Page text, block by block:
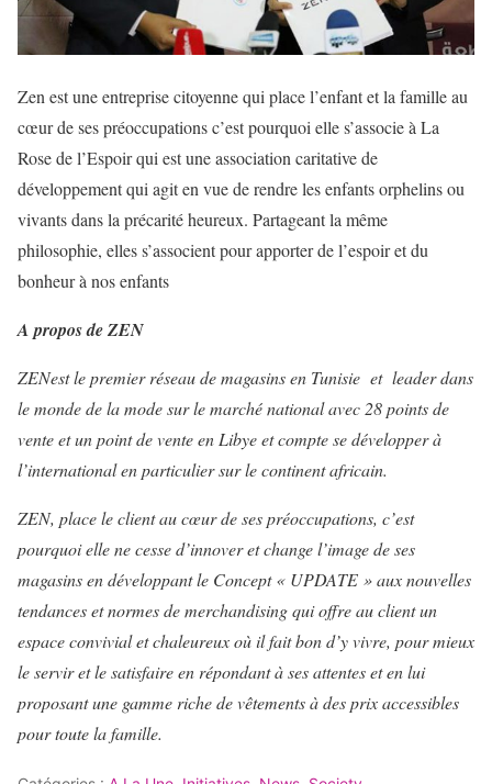
Zen est une entreprise citoyenne qui place l’enfant et la famille au
cœur de ses préoccupations c’est pourquoi elle s’associe à La
Rose de l’Espoir qui est une association caritative de
développement qui agit en vue de rendre les enfants orphelins ou
vivants dans la précarité heureux. Partageant la même
philosophie, elles s’associent pour apporter de l’espoir et du
bonheur à nos enfants
A propos de ZEN
ZENest le premierréseau de magasins en Tunisie et leader dans
le monde de la mode sur le marché national avec 28 points de
vente et un point de vente en Libye et compte se développer à
l’international en particulier sur le continent africain.
ZEN, place le client au cœur de ses préoccupations, c’est
pourquoi elle ne cesse d’innover et change l’image de ses
magasins en développant le Concept « UPDATE » aux nouvelles
tendances et normes de merchandising qui offre au client un
espace convivial et chaleureux où il fait bon d’y vivre, pour mieux
le servir et le satisfaire en répondant à ses attentes et en lui
proposant une gamme riche de vêtements à des prix accessibles
pour toute la famille.